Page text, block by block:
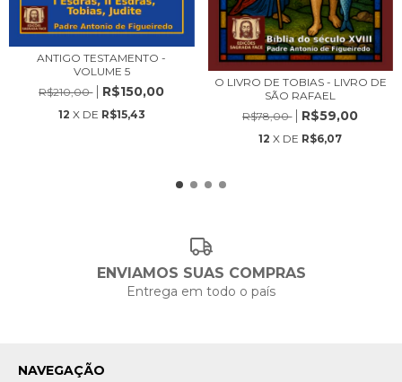
ANTIGO TESTAMENTO -
VOLUME 5
R$210,00
R$150,00
12 X DE R$15,43
O LIVRO DE TOBIAS - LIVRO DE
SÃO RAFAEL
R$78,00
R$59,00
12 X DE R$6,07
ENVIAMOS SUAS COMPRAS
Entrega em todo o país
NAVEGAÇÃO